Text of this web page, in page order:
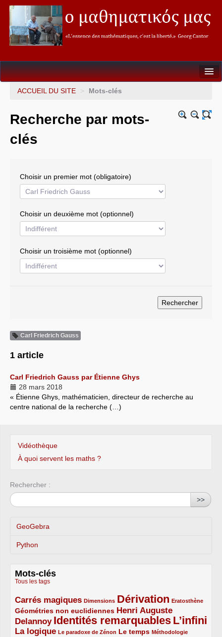
Seconde
Mathèque
ACCUEIL DU SITE > Mots-clés
Recherche par mots-
clés
Choisir un premier mot (obligatoire)
Choisir un deuxième mot (optionnel)
Choisir un troisième mot (optionnel)
Carl Friedrich Gauss
1 article
Carl Friedrich Gauss par Étienne Ghys
28 mars 2018
« Étienne Ghys, mathématicien, directeur de recherche au
centre national de la recherche (…)
Vidéothèque
À quoi servent les maths ?
Rechercher :
>>
GeoGebra
Python
Mots-clés
Tous les tags
Carrés magiques
3/5 Dimensions
1/5 Dérivation
5/5 Eratosthène
1/5
Géométries non euclidiennes
2/5
Henri Auguste
Delannoy
3/5 Identités remarquables
5/5 L’infini
5/5
La logique
3/5 Le paradoxe de Zénon
1/5 Le temps
2/5 Méthodologie
1/5